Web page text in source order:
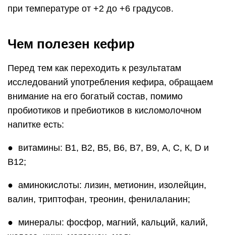
при температуре от +2 до +6 градусов.
Чем полезен кефир
Перед тем как переходить к результатам
исследований употребления кефира, обращаем
внимание на его богатый состав, помимо
пробиотиков и пребиотиков в кисломолочном
напитке есть:
● витамины: В1, В2, В5, В6, В7, В9, А, С, К, D и
В12;
● аминокислоты: лизин, метионин, изолейцин,
валин, триптофан, треонин, фенилаланин;
● минералы: фосфор, магний, кальций, калий,